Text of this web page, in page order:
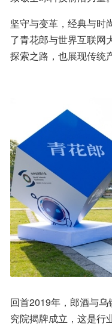
坚守与变革，经典与时
了青花郎与世界互联网
探索之路，也展现传统
回首2019年，郎酒与
究院揭牌成立，这是行